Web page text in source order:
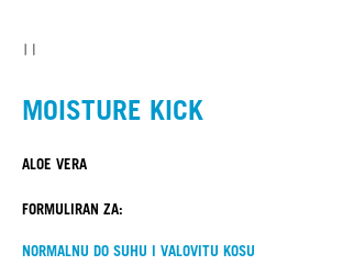
MOISTURE KICK
ALOE VERA
FORMULIRAN ZA:
NORMALNU DO SUHU I VALOVITU KOSU